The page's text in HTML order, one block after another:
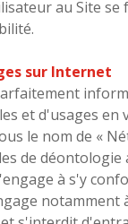
au Site se
sur Internet
et d'usages en
le nom de «
de déontologie
à s'y
notamment